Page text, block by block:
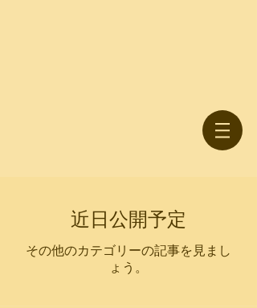
近日公開予定
その他のカテゴリーの記事を見まし
ょう。